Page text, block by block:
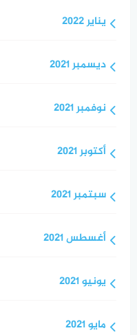
يناير 2022
ديسمبر 2021
نوفمبر 2021
أكتوبر 2021
سبتمبر 2021
أغسطس 2021
يونيو 2021
مايو 2021